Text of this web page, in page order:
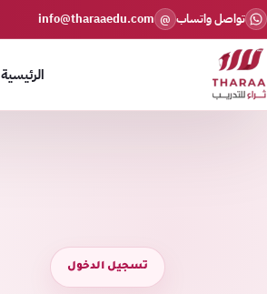
تواصل واتساب @
info@tharaaedu.com
الرئيسية
تسجيل الدخول